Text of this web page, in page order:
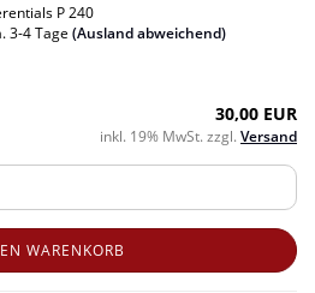
P 240
3-4 Tage (Ausland abweichend)
30,00 EUR
inkl. 19% MwSt. zzgl. Versand
WARENKORB